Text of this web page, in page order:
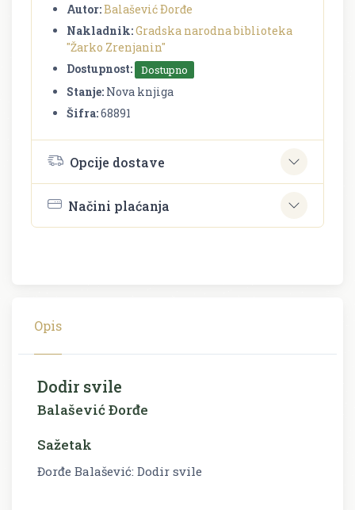
Autor:Balašević Ðorđe
Nakladnik:Gradska narodna biblioteka
"Žarko Zrenjanin"
Dostupnost:
Dostupno
Stanje: Nova knjiga
Šifra:68891
Opcije dostave
Načini plaćanja
Opis
Dodir svile
Balašević Ðorđe
Sažetak
Đorđe Balašević: Dodir svile